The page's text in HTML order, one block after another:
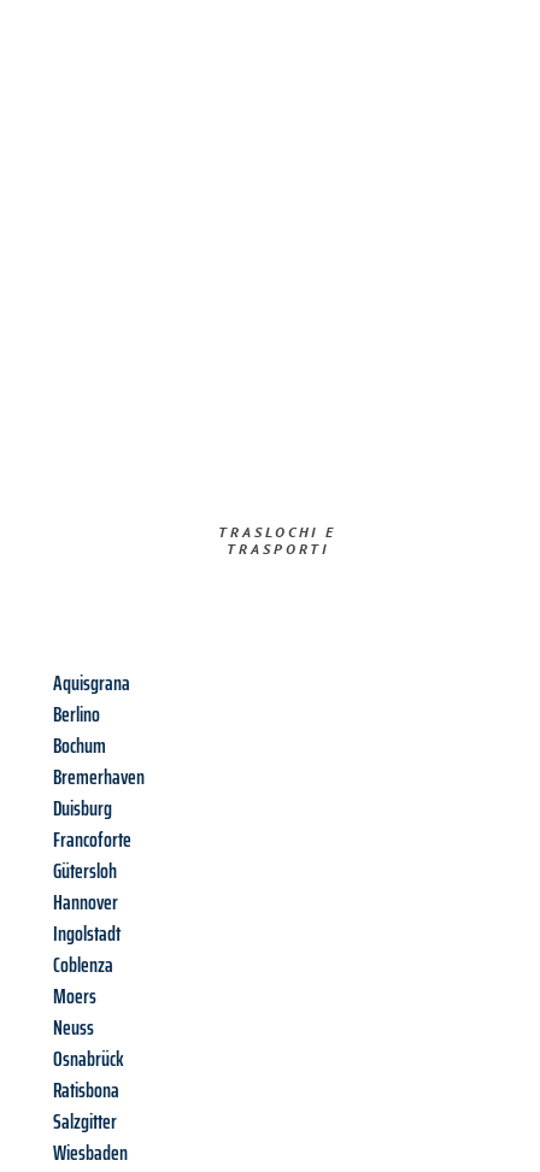
TRASLOCHI E
TRASPORTI​
Aquisgrana
Berlino
Bochum
Bremerhaven
Duisburg
Francoforte
Gütersloh
Hannover
Ingolstadt
Coblenza
Moers
Neuss
Osnabrück
Ratisbona
Salzgitter
Wiesbaden